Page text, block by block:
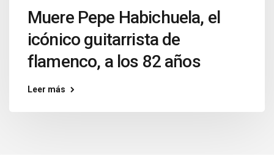
Muere Pepe Habichuela, el
icónico guitarrista de
flamenco, a los 82 años
Leer más